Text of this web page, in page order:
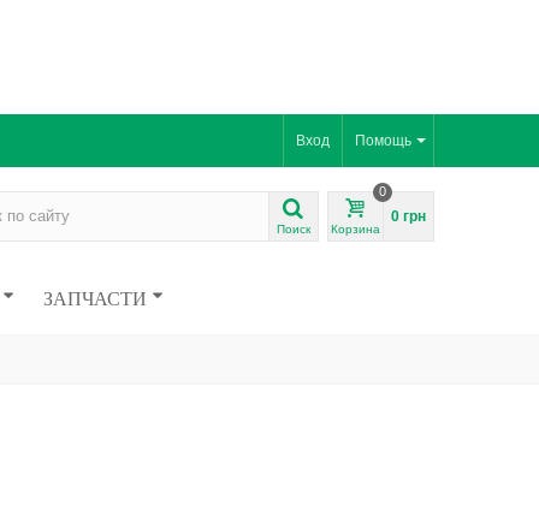
Помощь
Вход
Поиск Корзина
0
0 грн
ЗАПЧАСТИ